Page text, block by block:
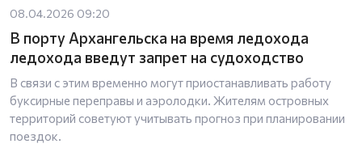
08.04.2026 09:20
В порту Архангельска на время ледохода
ледохода введут запрет на судоходство
В связи с этим временно могут приостанавливать работу
буксирные переправы и аэролодки. Жителям островных
территорий советуют учитывать прогноз при планировании
поездок.